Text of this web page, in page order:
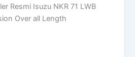
Resmi Isuzu NKR 71 LWB
Over all Length